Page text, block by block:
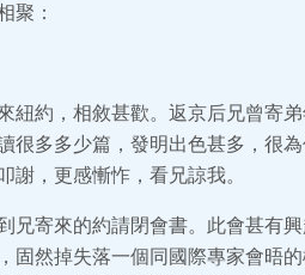
聚：
紐約，相敘甚歡。返京后兄曾寄
很多多少篇，發明出色甚多，很
謝，更感慚怍，看兄諒我。
兄寄來的約請閉會書。此會甚有
固然掉失落一個同國際專家會晤